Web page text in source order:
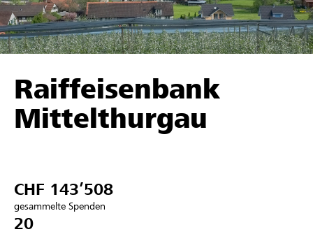
Unterstützen
Hilfe & Support
Projekte und Organisationen finden
Raiffeisenbank
Mittelthurgau
CHF 143’508
gesammelte Spenden
20